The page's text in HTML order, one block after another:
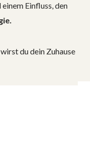
Einfluss, den
du dein Zuhause